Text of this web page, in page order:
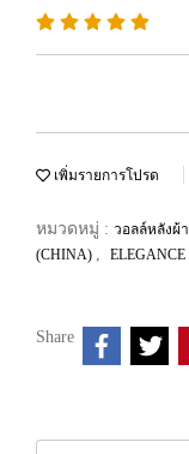
เพิ่มรายการโปรด
หมวดหมู่ : วอลล์หลังผ้า
(CHINA) , ELEGANCE
Share